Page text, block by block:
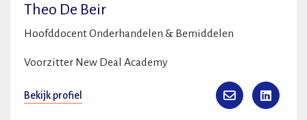
Theo De Beir
Hoofddocent Onderhandelen & Bemiddelen
Voorzitter New Deal Academy
Bekijk profiel